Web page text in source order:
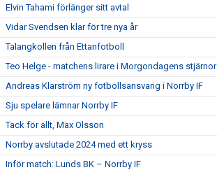
Elvin Tahami förlänger sitt avtal
Vidar Svendsen klar för tre nya år
Talangkollen från Ettanfotboll
Teo Helge - matchens lirare i Morgondagens stjärnor
Andreas Klarström ny fotbollsansvarig i Norrby IF
Sju spelare lämnar Norrby IF
Tack för allt, Max Olsson
Norrby avslutade 2024 med ett kryss
Inför match: Lunds BK – Norrby IF